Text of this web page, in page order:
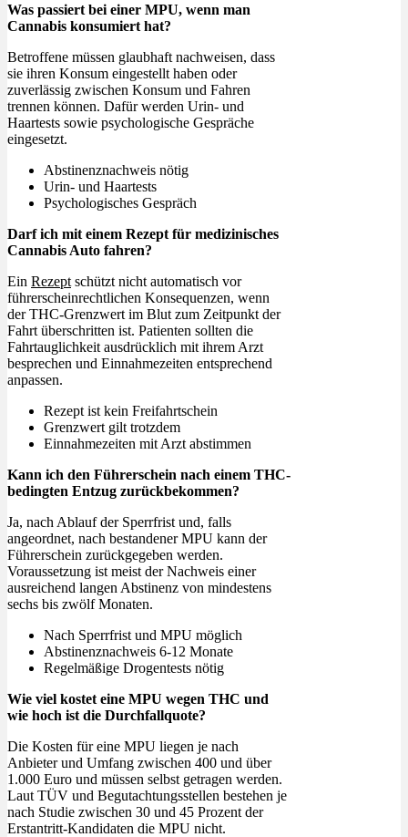
Was passiert bei einer MPU, wenn man
Cannabis konsumiert hat?
Betroffene müssen glaubhaft nachweisen, dass
sie ihren Konsum eingestellt haben oder
zuverlässig zwischen Konsum und Fahren
trennen können. Dafür werden Urin- und
Haartests sowie psychologische Gespräche
eingesetzt.
Abstinenznachweis nötig
Urin- und Haartests
Psychologisches Gespräch
Darf ich mit einem Rezept für medizinisches
Cannabis Auto fahren?
Ein Rezept schützt nicht automatisch vor
führerscheinrechtlichen Konsequenzen, wenn
der THC-Grenzwert im Blut zum Zeitpunkt der
Fahrt überschritten ist. Patienten sollten die
Fahrtauglichkeit ausdrücklich mit ihrem Arzt
besprechen und Einnahmezeiten entsprechend
anpassen.
Rezept ist kein Freifahrtschein
Grenzwert gilt trotzdem
Einnahmezeiten mit Arzt abstimmen
Kann ich den Führerschein nach einem THC-
bedingten Entzug zurückbekommen?
Ja, nach Ablauf der Sperrfrist und, falls
angeordnet, nach bestandener MPU kann der
Führerschein zurückgegeben werden.
Voraussetzung ist meist der Nachweis einer
ausreichend langen Abstinenz von mindestens
sechs bis zwölf Monaten.
Nach Sperrfrist und MPU möglich
Abstinenznachweis 6-12 Monate
Regelmäßige Drogentests nötig
Wie viel kostet eine MPU wegen THC und
wie hoch ist die Durchfallquote?
Die Kosten für eine MPU liegen je nach
Anbieter und Umfang zwischen 400 und über
1.000 Euro und müssen selbst getragen werden.
Laut TÜV und Begutachtungsstellen bestehen je
nach Studie zwischen 30 und 45 Prozent der
Erstantritt-Kandidaten die MPU nicht.